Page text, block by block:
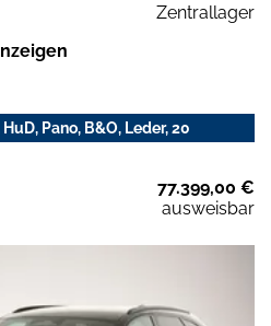
Zentrallager
Pano, B&O, Leder, 20
77.399,00 €
ausweisbar